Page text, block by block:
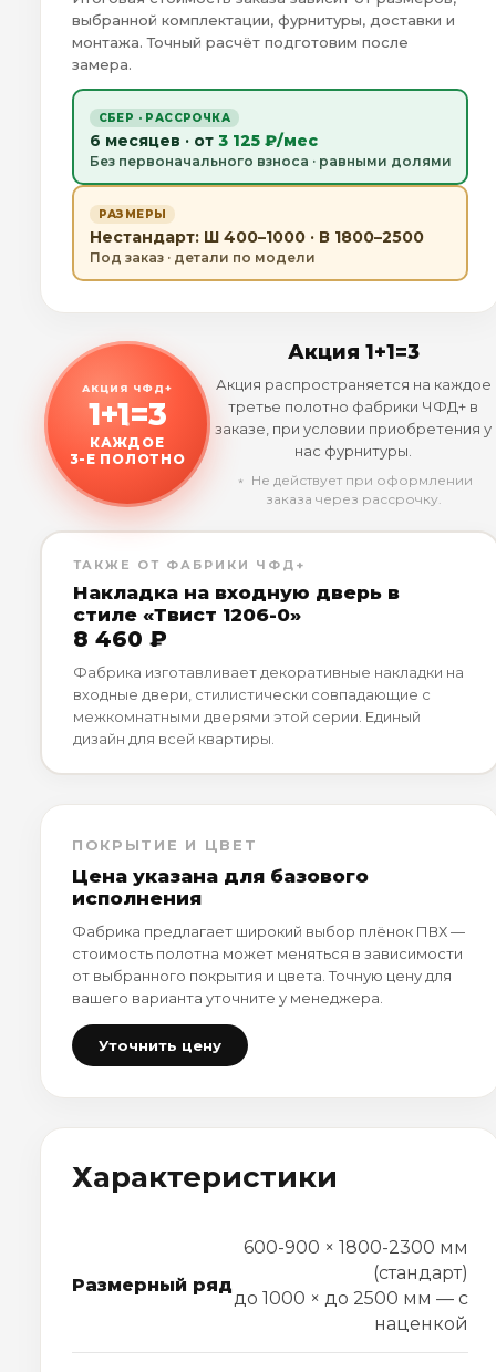
выбранной комплектации, фурнитуры, доставки и
монтажа. Точный расчёт подготовим после
замера.
СБЕР · РАССРОЧКА
6 месяцев · от 3 125 ₽/мес
Без первоначального взноса · равными долями
РАЗМЕРЫ
Нестандарт: Ш 400–1000 · В 1800–2500
Под заказ · детали по модели
АКЦИЯ ЧФД+
1+1=3
КАЖДОЕ
3-Е ПОЛОТНО
Акция 1+1=3
Акция распространяется на каждое
третье полотно фабрики ЧФД+ в
заказе, при условии приобретения у
нас фурнитуры.
﹡ Не действует при оформлении
заказа через рассрочку.
ТАКЖЕ ОТ ФАБРИКИ ЧФД+
Накладка на входную дверь в
стиле «Твист 1206-0»
8 460 ₽
Фабрика изготавливает декоративные накладки на
входные двери, стилистически совпадающие с
межкомнатными дверями этой серии. Единый
дизайн для всей квартиры.
ПОКРЫТИЕ И ЦВЕТ
Цена указана для базового
исполнения
Фабрика предлагает широкий выбор плёнок ПВХ —
стоимость полотна может меняться в зависимости
от выбранного покрытия и цвета. Точную цену для
вашего варианта уточните у менеджера.
Уточнить цену
Характеристики
Размерный ряд
600-900 × 1800-2300 мм
(стандарт)
до 1000 × до 2500 мм — с
наценкой